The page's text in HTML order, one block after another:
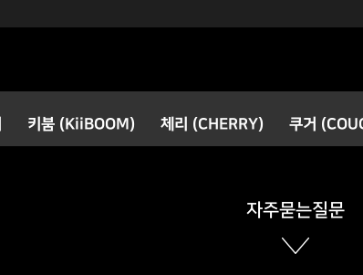
키붐 (KiiBOOM) 체리 (CHERRY) 쿠거
자주묻는질문